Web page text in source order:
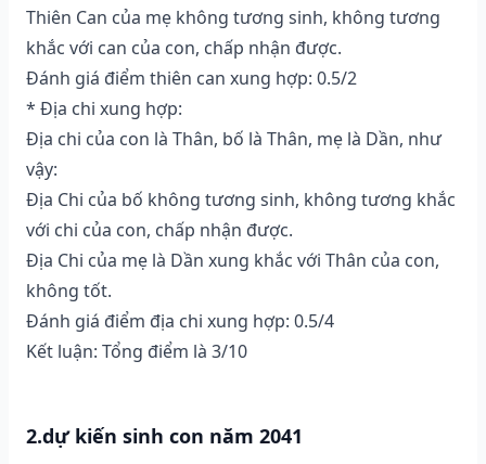
Thiên Can của mẹ không tương sinh, không tương
khắc với can của con, chấp nhận được.
Đánh giá điểm thiên can xung hợp: 0.5/2
* Địa chi xung hợp:
Địa chi của con là Thân, bố là Thân, mẹ là Dần, như
vậy:
Địa Chi của bố không tương sinh, không tương khắc
với chi của con, chấp nhận được.
Địa Chi của mẹ là Dần xung khắc với Thân của con,
không tốt.
Đánh giá điểm địa chi xung hợp: 0.5/4
Kết luận: Tổng điểm là 3/10
2.dự kiến sinh con năm 2041